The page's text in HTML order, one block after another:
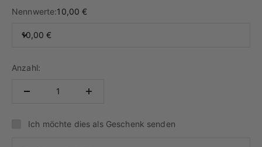
Nennwerte:10,00 €
10,00 €
Anzahl:
Ich möchte dies als Geschenk senden